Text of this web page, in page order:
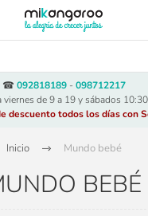
☎ 092818189- 098712217
viernes de 9 a 19 y sábados
descuento todos los días con
Inicio Mundo bebé
BEBÉ